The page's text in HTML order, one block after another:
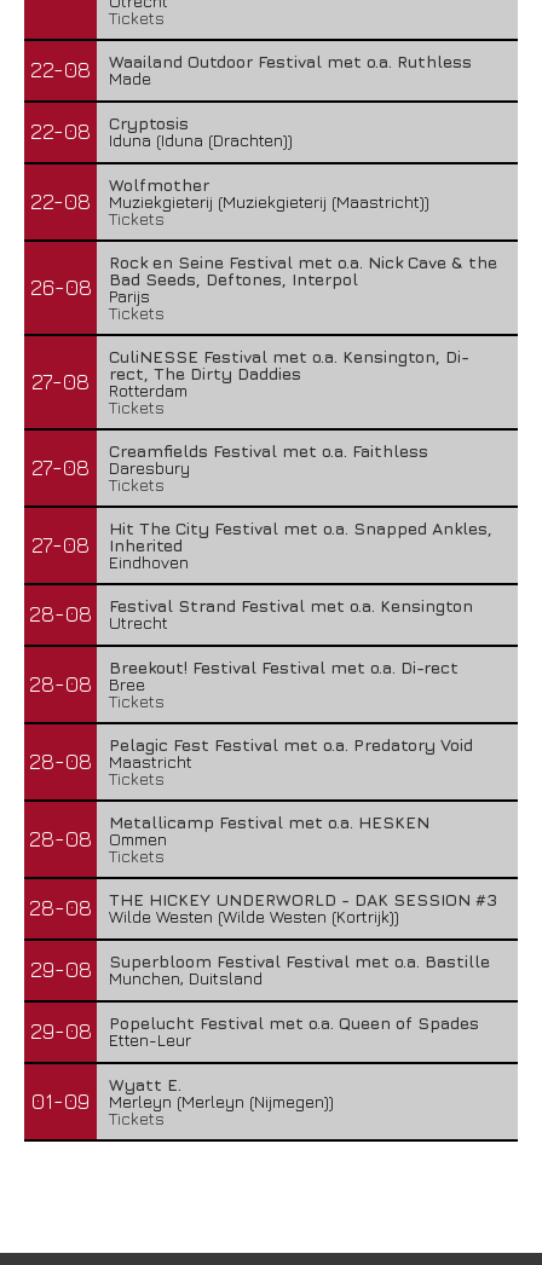
Tickets
22-08
Waailand Outdoor Festival met o.a. Ruthless
Made
22-08
Cryptosis
Iduna (Iduna (Drachten))
22-08
Wolfmother
Muziekgieterij (Muziekgieterij (Maastricht))
Tickets
26-08
Rock en Seine Festival met o.a. Nick Cave & the
Bad Seeds, Deftones, Interpol
Parijs
Tickets
27-08
CuliNESSE Festival met o.a. Kensington, Di-
rect, The Dirty Daddies
Rotterdam
Tickets
27-08
Creamfields Festival met o.a. Faithless
Daresbury
Tickets
27-08
Hit The City Festival met o.a. Snapped Ankles,
Inherited
Eindhoven
28-08
Festival Strand Festival met o.a. Kensington
Utrecht
28-08
Breekout! Festival Festival met o.a. Di-rect
Bree
Tickets
28-08
Pelagic Fest Festival met o.a. Predatory Void
Maastricht
Tickets
28-08
Metallicamp Festival met o.a. HESKEN
Ommen
Tickets
28-08
THE HICKEY UNDERWORLD - DAK SESSION #3
Wilde Westen (Wilde Westen (Kortrijk))
29-08
Superbloom Festival Festival met o.a. Bastille
Munchen, Duitsland
29-08
Popelucht Festival met o.a. Queen of Spades
Etten-Leur
01-09
Wyatt E.
Merleyn (Merleyn (Nijmegen))
Tickets